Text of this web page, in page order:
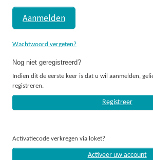
Wachtwoord vergeten?
Nog niet geregistreerd?
Indien dit de eerste keer is dat u wil aanmelden,
registreren.
Registreer
Activatiecode verkregen via loket?
Activeer uw account